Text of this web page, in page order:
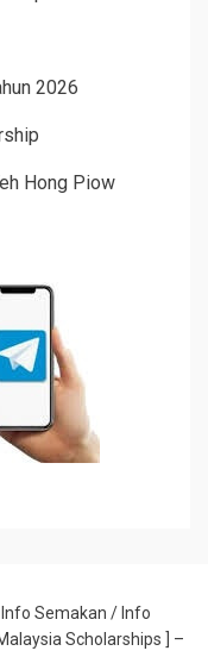
2026
Hong Piow
Info Semakan / Info
Scholarships ] –